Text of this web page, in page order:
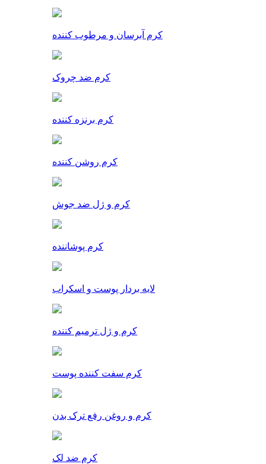
کرم آبرسان و مرطوب کننده
کرم ضد چروک
کرم برنزه کننده
کرم روشن کننده
کرم و ژل ضد جوش
کرم پوشاننده
لایه بردار پوست و اسکراب
کرم و ژل ترمیم کننده
کرم سفت کننده پوست
کرم و روغن رفع ترک بدن
کرم ضد لک